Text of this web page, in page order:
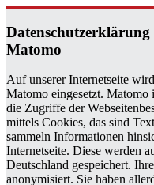
Da­ten­schutz­er­klä­rung
Ma­to­mo
Auf unserer Internetseite
Matomo eingesetzt. Matomo
die Zugriffe der
mittels Cookies, das sind
sammeln Informationen
Internetseite. Diese werden
Deutschland gespeichert.
anonymisiert. Sie haben